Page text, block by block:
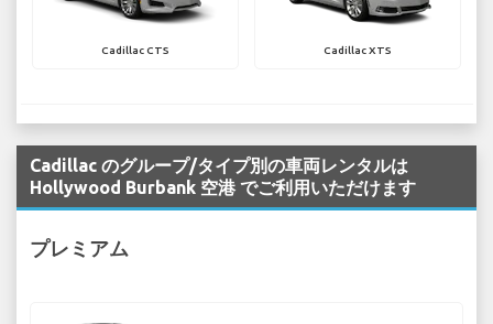
Cadillac CTS Cadillac XTS
Cadillac のグループ/タイプ別の車両レンタルは
Hollywood Burbank 空港 でご利用いただけます
プレミアム